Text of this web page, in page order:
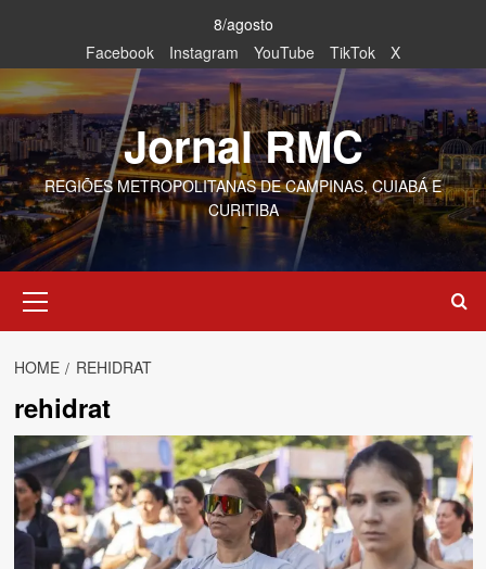
content
8/agosto
Facebook
Instagram YouTube TikTok X
Jornal RMC
REGIÕES METROPOLITANAS DE CAMPINAS, CUIABÁ E
CURITIBA
Menu
HOME REHIDRAT
rehidrat